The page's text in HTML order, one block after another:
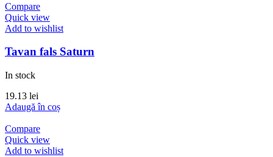
Compare
Quick view
Add to wishlist
Tavan fals Saturn
In stock
19.13 lei
Adaugă în coș
Compare
Quick view
Add to wishlist